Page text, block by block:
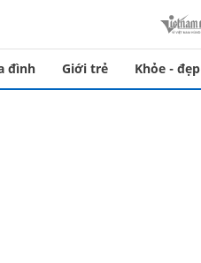
đình Giới trẻ Khỏe - đẹp